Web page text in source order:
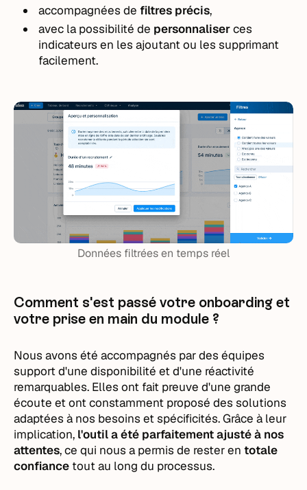
accompagnées defiltres précis,
avec la possibilité de personnaliserces
indicateurs en les ajoutant ou les supprimant
facilement.
Données filtrées en temps réel
Comment s'est passé votre onboarding et
votre prise en main du module ?
Nous avons été accompagnés par des équipes
support d'une disponibilité et d'une réactivité
remarquables. Elles ont fait preuve d'une grande
écoute et ont constamment proposé des solutions
adaptées à nos besoins et spécificités. Grâce à leur
implication, l'outil a été parfaitement ajusté à nos
attentes, ce qui nous a permis de rester entotale
confiance tout au long du processus.